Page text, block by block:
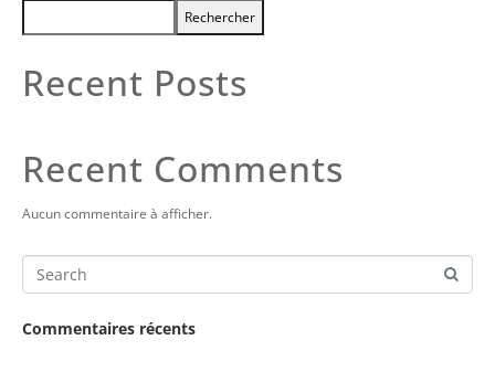
Rechercher
Recent Posts
Recent Comments
Aucun commentaire à afficher.
Commentaires récents